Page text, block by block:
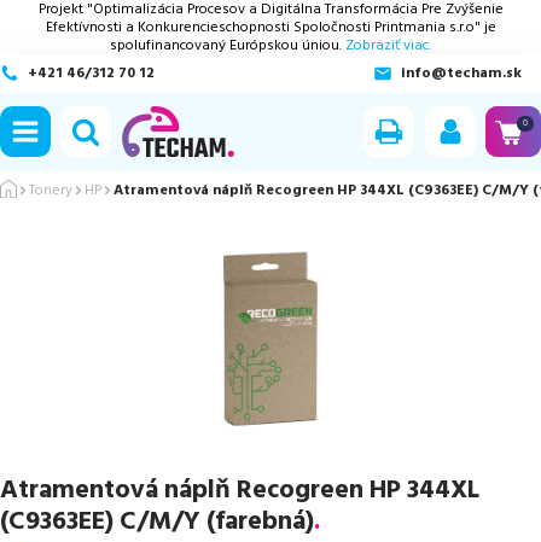
Projekt "Optimalizácia Procesov a Digitálna Transformácia Pre Zvýšenie
Efektívnosti a Konkurencieschopnosti Spoločnosti Printmania s.r.o" je
spolufinancovaný Európskou úniou. Zobraziť viac.
+421 46/312 70 12
info@techam.sk
0
Tonery HP Atramentová náplň Recogreen HP 344XL (C9363EE) C/M/Y
Atramentová náplň Recogreen HP 344XL
(C9363EE) C/M/Y (farebná).